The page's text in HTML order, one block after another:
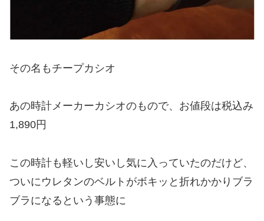
その名もチープカシオ
あの時計メーカーカシオのもので、お値段は税込み
1,890円
この時計も軽いし安いし気に入っていたのだけど、
ついにウレタンのベルトがボキッと折れかかりブラ
ブラになるという事態に